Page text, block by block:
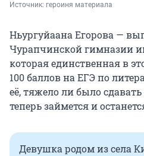
Источник: героиня материала
Ньургуйаана Егорова —
Чурапчинской гимназии
которая единственная в
100 баллов на ЕГЭ по
её, тяжело ли было
теперь займется и
Девушка родом из села